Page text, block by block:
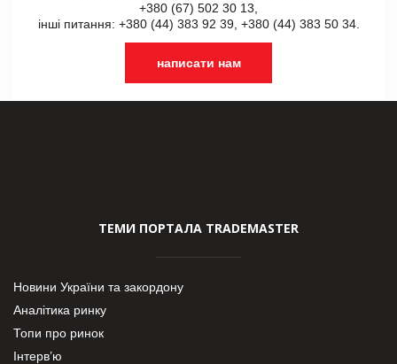
+380 (67) 502 30 13,
інші питання: +380 (44) 383 92 39, +380 (44) 383 50 34.
написати нам
ТЕМИ ПОРТАЛА TRADEMASTER
Новини України та закордону
Аналітика ринку
Топи про ринок
Інтерв’ю